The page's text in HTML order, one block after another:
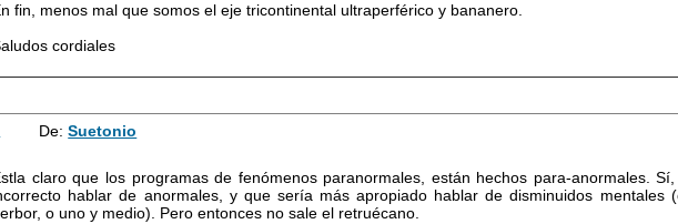
fin, menos mal que somos el eje tricontinental ultraperférico y bananero.
cordiales
De:Suetonio
claro que los programas de fenómenos paranormales, están hechos para-anormales.
hablar de anormales, y que sería más apropiado hablar de disminuidos mentales
o uno y medio). Pero entonces no sale el retruécano.